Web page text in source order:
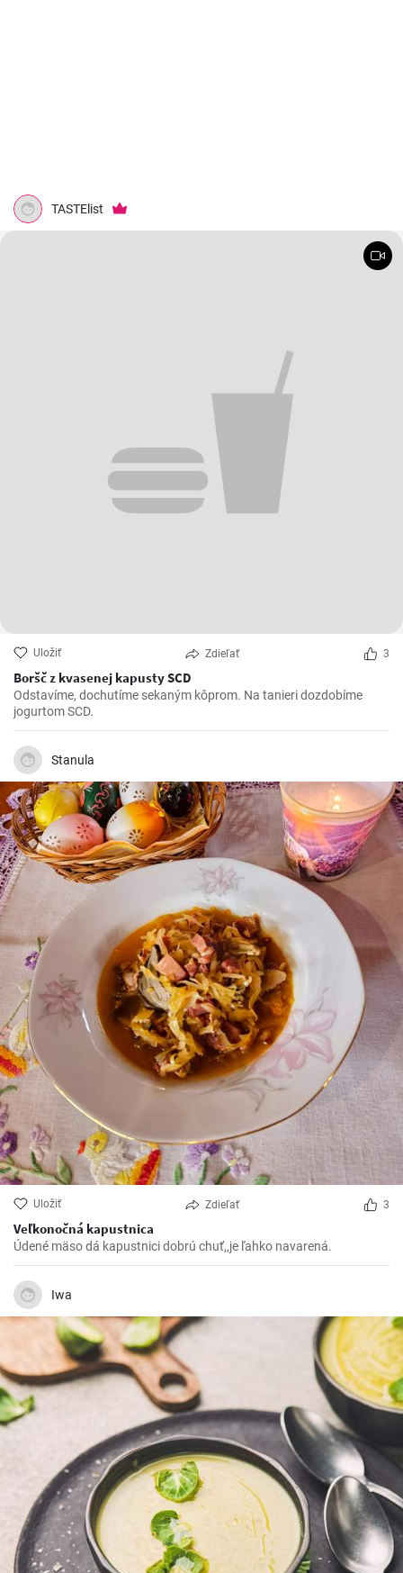
TASTElist
Uložiť Zdieľať 3
Boršč z kvasenej kapusty SCD
Odstavíme, dochutíme sekaným kôprom. Na tanieri dozdobíme
jogurtom SCD.
Stanula
Uložiť Zdieľať 3
Veľkonočná kapustnica
Údené mäso dá kapustnici dobrú chuť,,je ľahko navarená.
Iwa